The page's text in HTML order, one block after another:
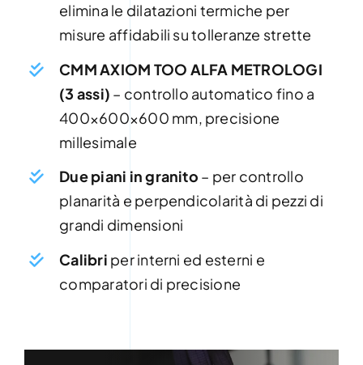
elimina le dilatazioni termiche per
misure affidabili su tolleranze strette
CMM AXIOM TOO ALFA METROLOGI
(3 assi) – controllo automatico fino a
400×600×600 mm, precisione
millesimale
Due piani in granito – per controllo
planarità e perpendicolarità di pezzi di
grandi dimensioni
Calibri per interni ed esterni e
comparatori di precisione